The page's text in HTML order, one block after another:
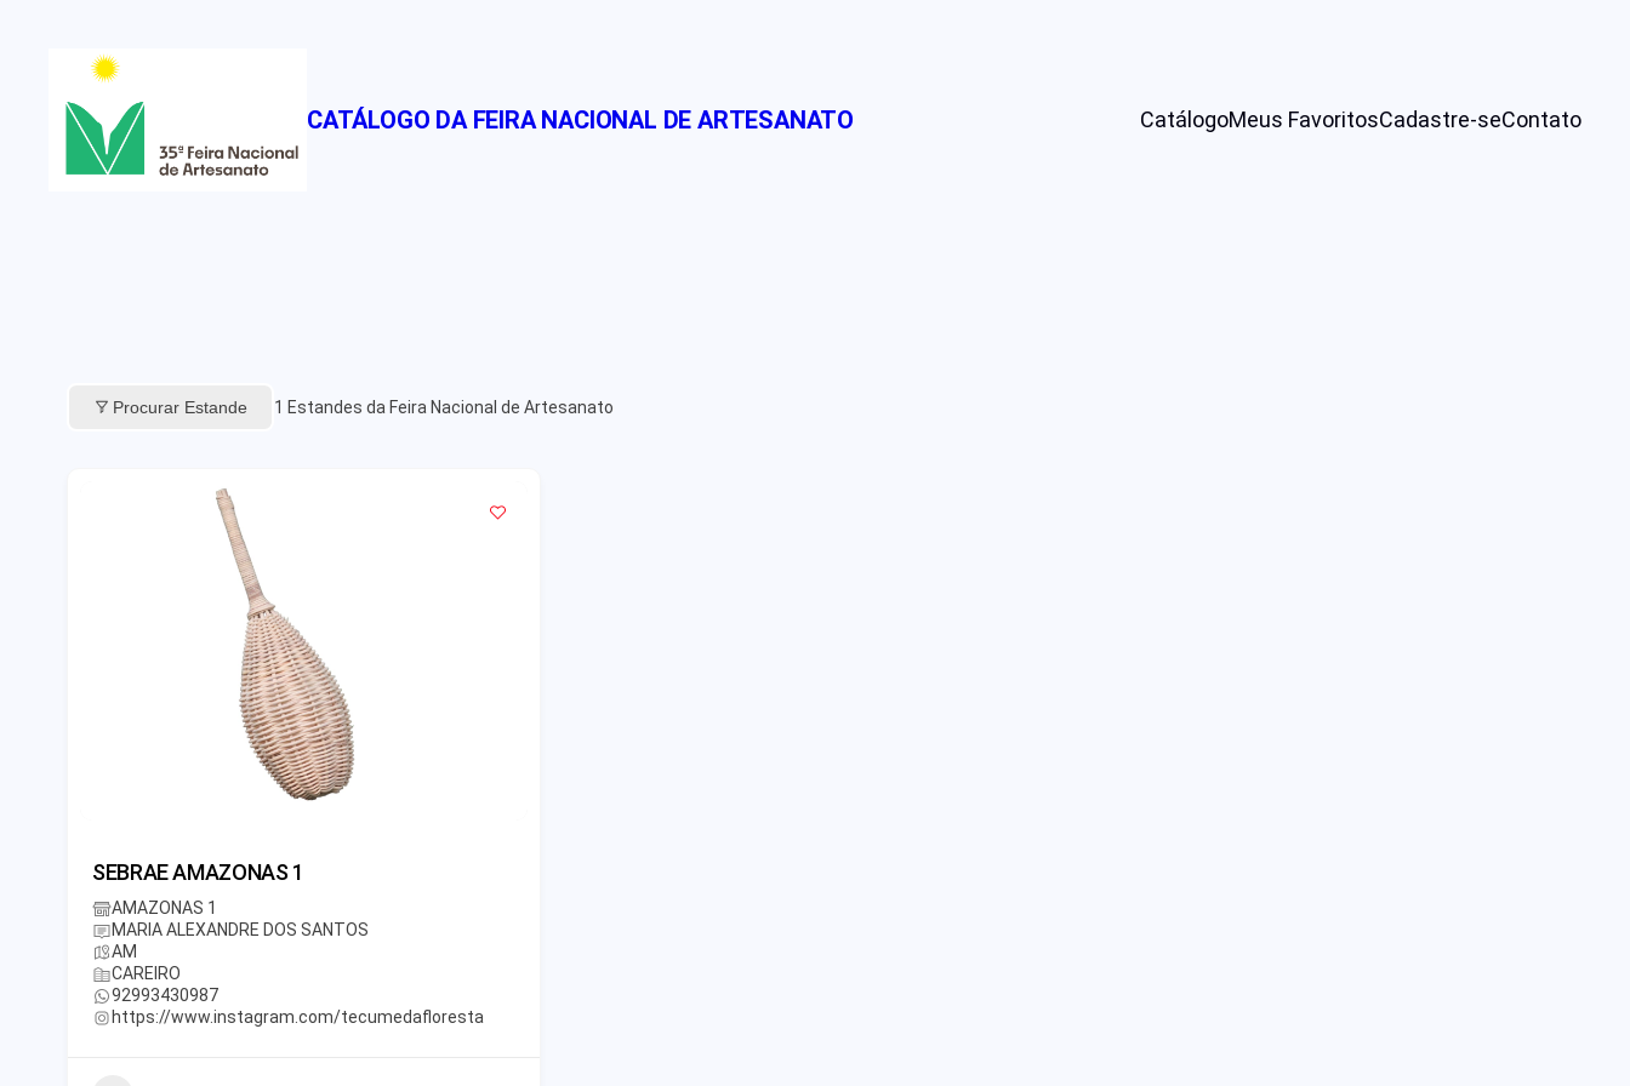
conteúdo
CATÁLOGO DA FEIRA NACIONAL DE ARTESANATO CatálogoMeus FavoritosCadastre-seContato
Procurar Estande 1 Estandes da Feira Nacional de Artesanato
SEBRAE AMAZONAS 1
AMAZONAS 1
MARIA ALEXANDRE DOS SANTOS
AM
CAREIRO
92993430987
https://www.instagram.com/tecumedafloresta